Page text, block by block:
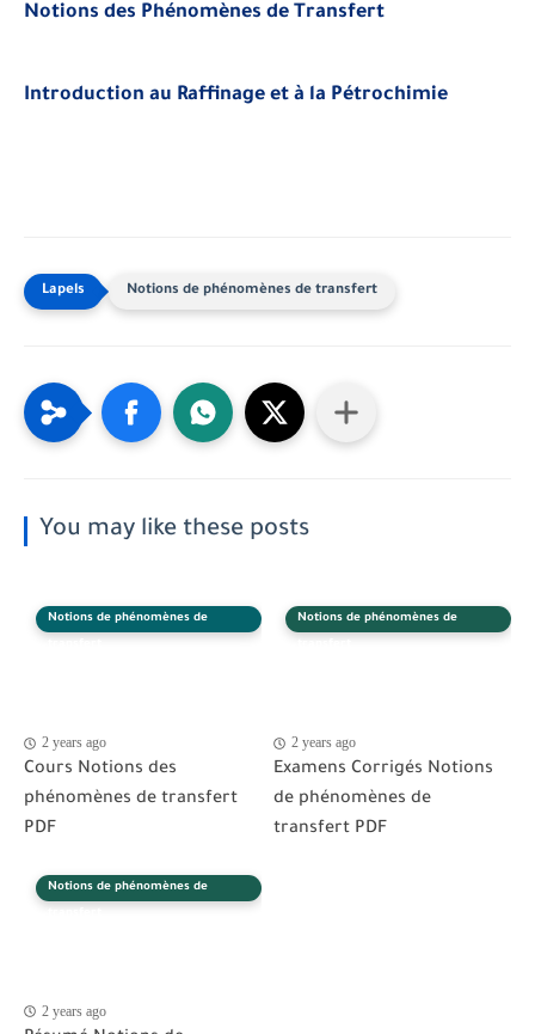
Notions des Phénomènes de Transfert
Introduction au Raffinage et à la Pétrochimie
Notions de phénomènes de transfert
You may like these posts
Notions de phénomènes de
2 years ago
Cours Notions des
phénomènes de transfert
PDF
Notions de phénomènes de
2 years ago
Examens Corrigés Notions
de phénomènes de
transfert PDF
Notions de phénomènes de
2 years ago